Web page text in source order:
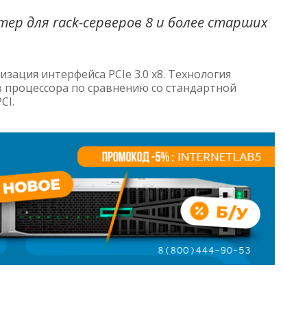
для rack-серверов 8 и более старших
интерфейса PCIe 3.0 x8. Технология
по сравнению со стандартной